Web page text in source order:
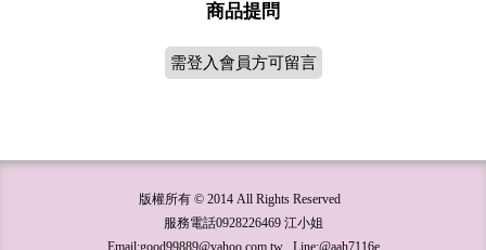
商品提問
需登入會員方可留言
版權所有 © 2014 All Rights Reserved
服務電話0928226469 江小姐
Email:good99889@yahoo.com.tw Line:@aah7116e